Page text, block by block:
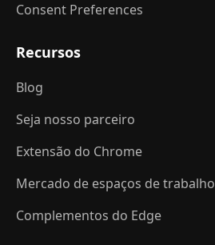
Consent Preferences
Recursos
Blog
Seja nosso parceiro
Extensão do Chrome
Mercado de espaços de trabalho
Complementos do Edge